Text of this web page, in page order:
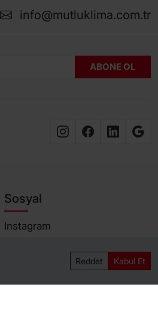
info@mutluklima.com.tr
ABONE OL
Sosyal
Instagram
Reddet Kabul Et